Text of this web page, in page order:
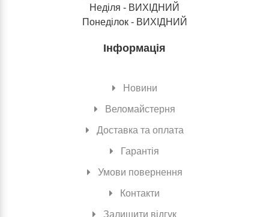
Неділя - ВИХІДНИЙ
Понеділок - ВИХІДНИЙ
Інформація
Новини
Веломайстерня
Доставка та оплата
Гарантія
Умови повернення
Контакти
Залишити відгук